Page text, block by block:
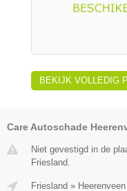
BEKIJK VOLLEDIG
Care Autoschade
Niet gevestigd in de
Friesland.
Friesland » Heerenveen